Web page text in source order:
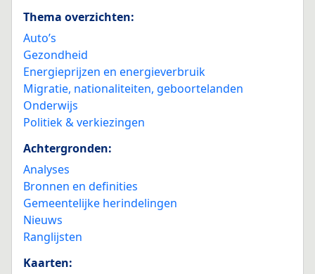
Thema overzichten:
Auto’s
Gezondheid
Energieprijzen en energieverbruik
Migratie, nationaliteiten, geboortelanden
Onderwijs
Politiek & verkiezingen
Achtergronden:
Analyses
Bronnen en definities
Gemeentelijke herindelingen
Nieuws
Ranglijsten
Kaarten: